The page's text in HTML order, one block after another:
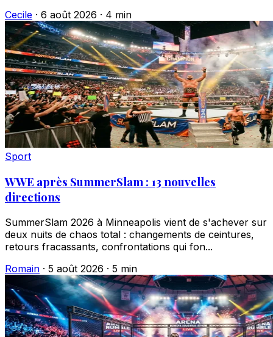
Cecile · 6 août 2026 · 4 min
Sport
WWE après SummerSlam : 13 nouvelles
directions
SummerSlam 2026 à Minneapolis vient de s'achever sur
deux nuits de chaos total : changements de ceintures,
retours fracassants, confrontations qui fon...
Romain · 5 août 2026 · 5 min